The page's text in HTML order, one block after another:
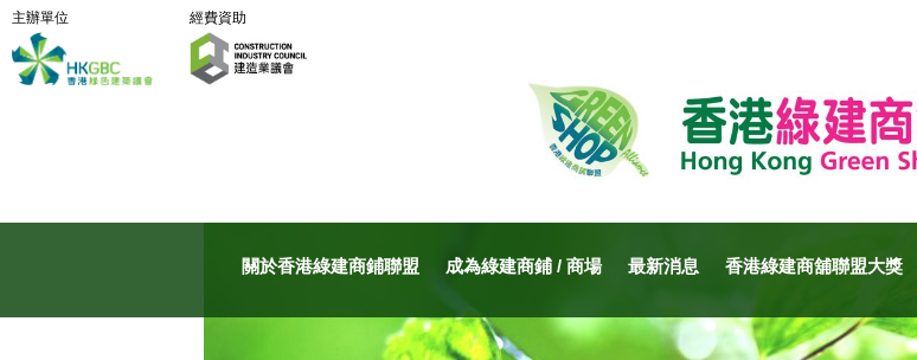
關於香港綠建商鋪聯盟 成為綠建商鋪 / 商場 最新消息 香港綠建商舖聯盟大獎
經費資助
主辦單位